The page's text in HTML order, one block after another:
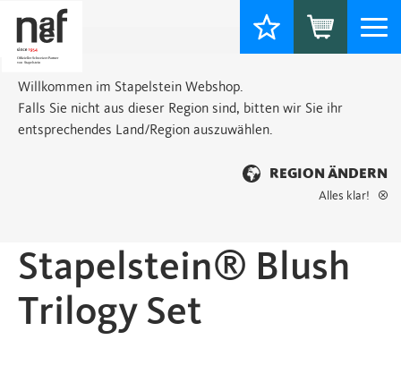
Willkommen im Stapelstein Webshop.
Falls Sie nicht aus dieser Region sind, bitten wir Sie ihr
entsprechendes Land/Region auszuwählen.
REGION ÄNDERN
Alles klar!
Stapelstein® Blush
Trilogy Set